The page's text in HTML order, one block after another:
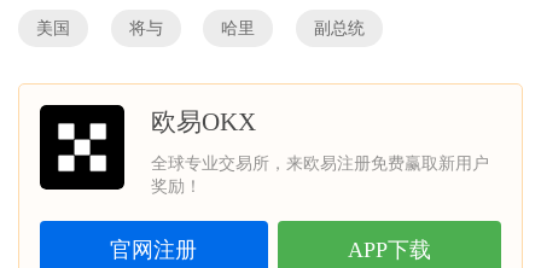
美国 将与 哈里 副总统
欧易OKX
全球专业交易所，来欧易注册免费赢取新用户
奖励！
官网注册 APP下载